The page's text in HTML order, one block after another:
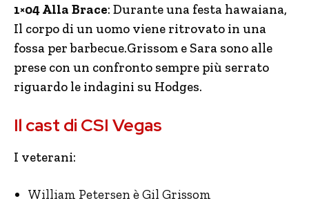
1×04 Alla Brace: Durante una festa hawaiana,
Il corpo di un uomo viene ritrovato in una
fossa per barbecue.Grissom e Sara sono alle
prese con un confronto sempre più serrato
riguardo le indagini su Hodges.
Il cast di CSI Vegas
I veterani:
William Petersen è Gil Grissom